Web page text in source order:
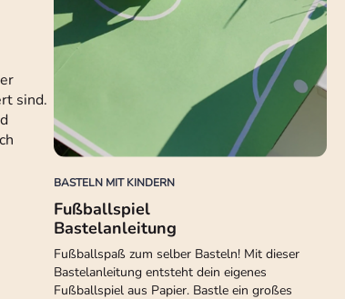
sind.
BASTELN MIT KINDERN
Fußballspiel
Bastelanleitung
Fußballspaß zum selber Basteln! Mit dieser
Bastelanleitung entsteht dein eigenes
Fußballspiel aus Papier. Bastle ein großes